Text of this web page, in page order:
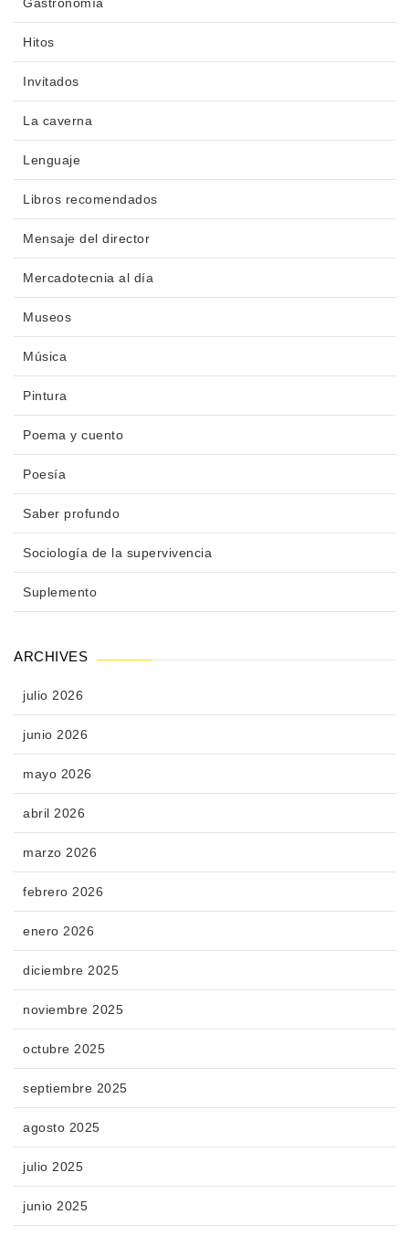
Hitos
Invitados
La caverna
Lenguaje
Libros recomendados
Mensaje del director
Mercadotecnia al día
Museos
Música
Pintura
Poema y cuento
Poesía
Saber profundo
Sociología de la supervivencia
Suplemento
ARCHIVES
julio 2026
junio 2026
mayo 2026
abril 2026
marzo 2026
febrero 2026
enero 2026
diciembre 2025
noviembre 2025
octubre 2025
septiembre 2025
agosto 2025
julio 2025
junio 2025